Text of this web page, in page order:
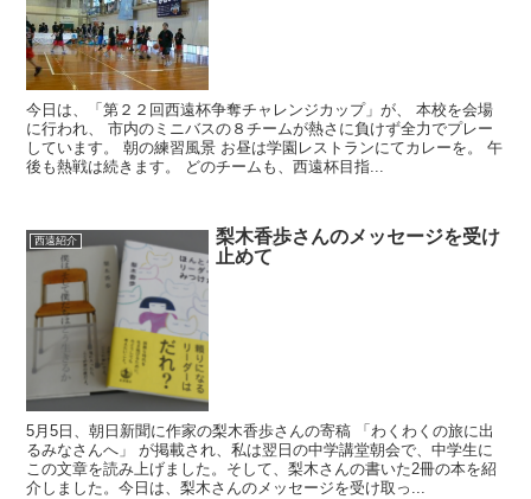
今日は、「第２２回西遠杯争奪チャレンジカップ」が、 本校を会場
に行われ、 市内のミニバスの８チームが熱さに負けず全力でプレー
しています。 朝の練習風景 お昼は学園レストランにてカレーを。 午
後も熱戦は続きます。 どのチームも、西遠杯目指...
西遠紹介
梨木香歩さんのメッセージを受け
止めて
5月5日、朝日新聞に作家の梨木香歩さんの寄稿 「わくわくの旅に出
るみなさんへ」 が掲載され、私は翌日の中学講堂朝会で、中学生に
この文章を読み上げました。そして、梨木さんの書いた2冊の本を紹
介しました。今日は、梨木さんのメッセージを受け取っ...